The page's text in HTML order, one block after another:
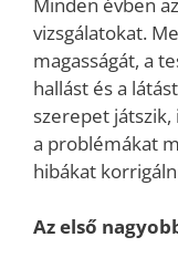
vizsgálatokat.
magasságát, a
hallást és a
szerepet
a problémákat
hibákat
Az első